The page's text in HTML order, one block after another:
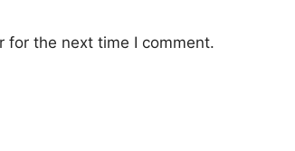
for the next time I comment.